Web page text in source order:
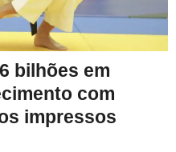
bilhões em
com
impressos